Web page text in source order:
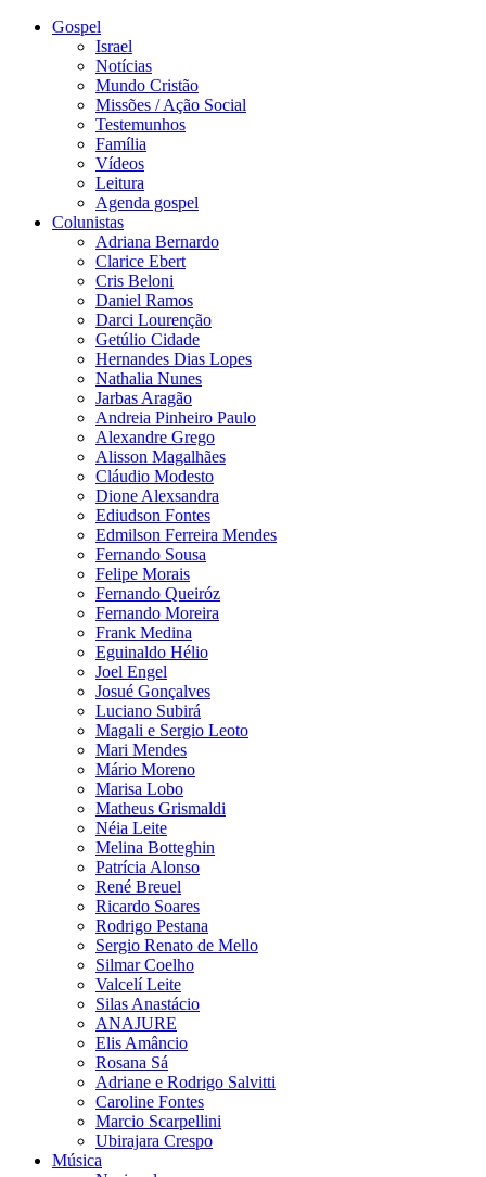
Gospel
Israel
Notícias
Mundo Cristão
Missões / Ação Social
Testemunhos
Família
Vídeos
Leitura
Agenda gospel
Colunistas
Adriana Bernardo
Clarice Ebert
Cris Beloni
Daniel Ramos
Darci Lourenção
Getúlio Cidade
Hernandes Dias Lopes
Nathalia Nunes
Jarbas Aragão
Andreia Pinheiro Paulo
Alexandre Grego
Alisson Magalhães
Cláudio Modesto
Dione Alexsandra
Ediudson Fontes
Edmilson Ferreira Mendes
Fernando Sousa
Felipe Morais
Fernando Queiróz
Fernando Moreira
Frank Medina
Eguinaldo Hélio
Joel Engel
Josué Gonçalves
Luciano Subirá
Magali e Sergio Leoto
Mari Mendes
Mário Moreno
Marisa Lobo
Matheus Grismaldi
Néia Leite
Melina Botteghin
Patrícia Alonso
René Breuel
Ricardo Soares
Rodrigo Pestana
Sergio Renato de Mello
Silmar Coelho
Valcelí Leite
Silas Anastácio
ANAJURE
Elis Amâncio
Rosana Sá
Adriane e Rodrigo Salvitti
Caroline Fontes
Marcio Scarpellini
Ubirajara Crespo
Música